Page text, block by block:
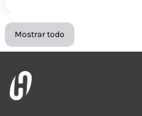
Mostrar todo